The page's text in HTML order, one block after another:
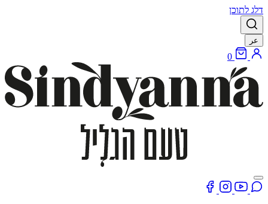
דלג לתוכן
عر
0